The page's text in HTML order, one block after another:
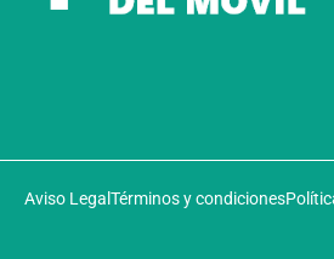
Aviso LegalTérminos y condiciones